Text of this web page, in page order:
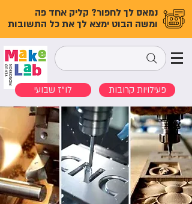
נמאס לך לחפור? קליק אחד פה
ומשה הבוט ימצא לך את כל התשובות
לו"ז שבועי פעילויות קרובות